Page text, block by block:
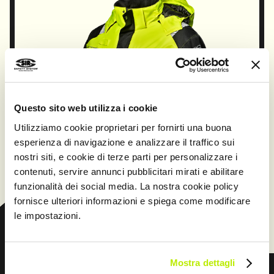
Questo sito web utilizza i cookie
Utilizziamo cookie proprietari per fornirti una buona
esperienza di navigazione e analizzare il traffico sui
nostri siti, e cookie di terze parti per personalizzare i
contenuti, servire annunci pubblicitari mirati e abilitare
funzionalità dei social media. La nostra cookie policy
fornisce ulteriori informazioni e spiega come modificare
le impostazioni.
Mostra dettagli
CONTINUA